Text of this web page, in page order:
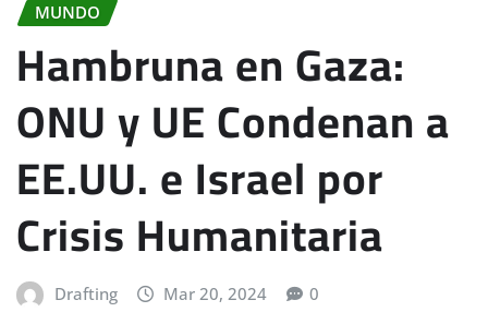
MUNDO
Hambruna en Gaza:
ONU y UE Condenan a
EE.UU. e Israel por
Crisis Humanitaria
Drafting Mar 20, 2024 0